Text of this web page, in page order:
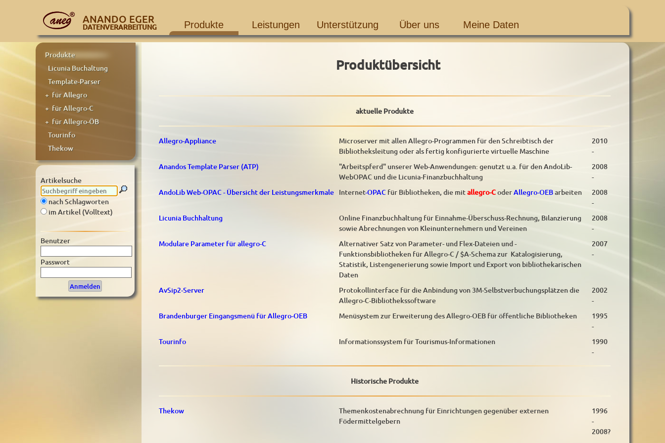
ANANDO EGER
DATENVERARBEITUNG Produkte Leistungen Unterstützung Über uns Meine Daten
Produkte
Licunia Buchaltung
Template-Parser
+ für Allegro
+ für Allegro-C
+ für Allegro-ÖB
Tourinfo
Thekow
Artikelsuche
nach Schlagworten
im Artikel (Volltext)
Benutzer
Passwort
Produktübersicht
aktuelle Produkte
Allegro-Appliance
Microserver mit allen Allegro-Programmen für den Schreibtisch der
Bibliotheksleitung oder als fertig konfigurierte virtuelle Maschine
2010
-
Anandos Template Parser (ATP)
"Arbeitspferd" unserer Web-Anwendungen: genutzt u.a. für den AndoLib-
WebOPAC und die Licunia-Finanzbuchhaltung
2008
-
AndoLib Web-OPAC - Übersicht der Leistungsmerkmale Internet-OPAC für Bibliotheken, die mitallegro-CoderAllegro-OEBarbeiten
2008
-
Licunia Buchhaltung
Online Finanzbuchhaltung für Einnahme-Überschuss-Rechnung, Bilanzierung
sowie Abrechnungen von Kleinunternehmern und Vereinen
2008
-
Modulare Parameter für allegro-C
Alternativer Satz von Parameter- und Flex-Dateien und -
Funktionsbibliotheken für Allegro-C / $A-Schema zur Katalogisierung,
Statistik, Listengenerierung sowie Import und Export von bibliothekarischen
Daten
2007
-
AvSip2-Server
Protokollinterface für die Anbindung von 3M-Selbstverbuchungsplätzen die
Allegro-C-Bibliothekssoftware
2002
-
Brandenburger Eingangsmenü für Allegro-OEB
Menüsystem zur Erweiterung des Allegro-OEB für öffentliche Bibliotheken
1995
-
Tourinfo
Informationssystem für Tourismus-Informationen
1990
-
Historische Produkte
Thekow
Themenkostenabrechnung für Einrichtungen gegenüber externen
Födermittelgebern
1996
-
2008?